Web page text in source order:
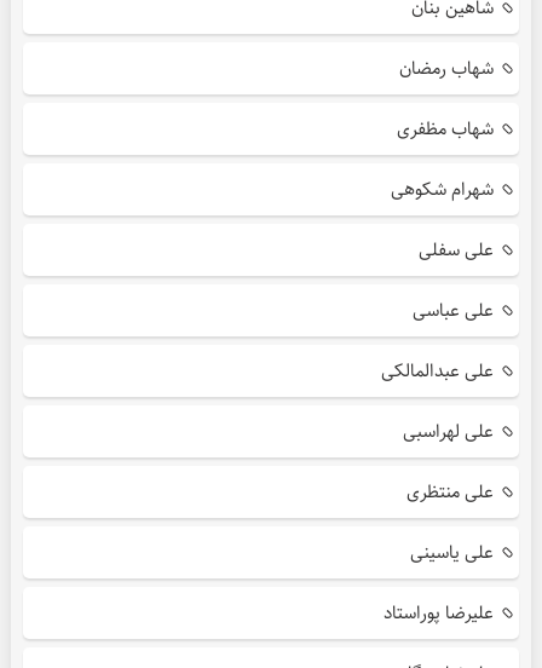
شاهین بنان
شهاب رمضان
شهاب مظفری
شهرام شکوهی
علی سفلی
علی عباسی
علی عبدالمالکی
علی لهراسبی
علی منتظری
علی یاسینی
علیرضا پوراستاد